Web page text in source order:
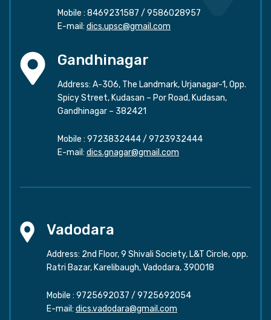
Mobile : 8469231587 / 9586028957
E-mail: dics.upsc@gmail.com
Gandhinagar
Address: A-306, The Landmark, Urjanagar-1, Opp.
Spicy Street, Kudasan – Por Road, Kudasan,
Gandhinagar – 382421
Mobile : 9723832444/ 9723932444
E-mail: dics.gnagar@gmail.com
Vadodara
Address: 2nd Floor, 9 Shivali Society, L&T Circle, opp.
Ratri Bazar, Karelibaugh, Vadodara, 390018
Mobile : 9725692037 / 9725692054
E-mail: dics.vadodara@gmail.com